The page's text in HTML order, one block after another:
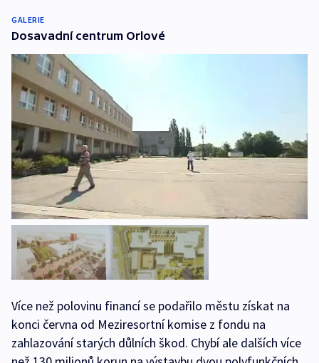
GALERIE
Dosavadní centrum Orlové
Více než polovinu financí se podařilo městu získat na
konci června od Meziresortní komise z fondu na
zahlazování starých důlních škod. Chybí ale dalších více